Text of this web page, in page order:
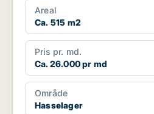
Areal
Ca. 515 m2
Pris pr. md.
Ca. 26.000 pr md
Område
Hasselager